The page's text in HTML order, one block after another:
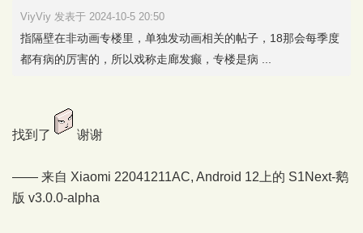
ViyViy 发表于 2024-10-5 20:50
指隔壁在非动画专楼里，单独发动画相关的帖子，18那会每季度
都有病的厉害的，所以戏称走廊发癫，专楼是病 ...
找到了 谢谢
—— 来自 Xiaomi 22041211AC, Android 12上的 S1Next-鹅
版 v3.0.0-alpha